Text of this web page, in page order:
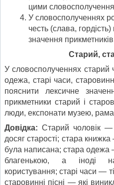
цими
У словосполученнях
честь (слава,
значення
Старий,
У словосполученнях старий
одежа, старі часи,
пояснити лексичне
прикметники старий і
люди, експонати музею,
Довідка: Старий чоловік —
досяг старості; стара
була написана; стара одежа
благенькою, а іноді
користування; старі часи —
старовинні пісні — які